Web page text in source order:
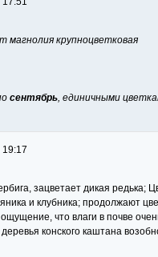
магнолия крупноцветковая
сентябрь, единичными
зацветает дикая
и клубника; продолжают
что влаги в почве
конского каштана